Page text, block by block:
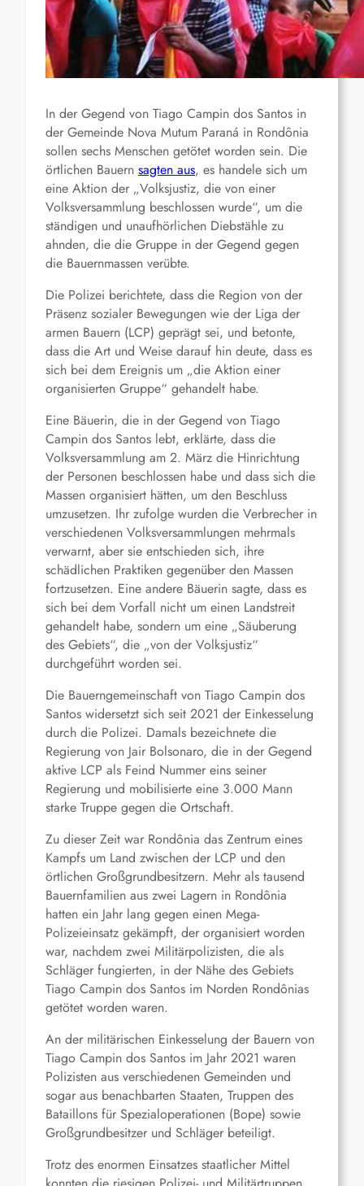
In der Gegend von Tiago Campin dos Santos in
der Gemeinde Nova Mutum Paraná in Rondônia
sollen sechs Menschen getötet worden sein. Die
örtlichen Bauern sagten aus, es handele sich um
eine Aktion der „Volksjustiz, die von einer
Volksversammlung beschlossen wurde“, um die
ständigen und unaufhörlichen Diebstähle zu
ahnden, die die Gruppe in der Gegend gegen
die Bauernmassen verübte.
Die Polizei berichtete, dass die Region von der
Präsenz sozialer Bewegungen wie der Liga der
armen Bauern (LCP) geprägt sei, und betonte,
dass die Art und Weise darauf hin deute, dass es
sich bei dem Ereignis um „die Aktion einer
organisierten Gruppe“ gehandelt habe.
Eine Bäuerin, die in der Gegend von Tiago
Campin dos Santos lebt, erklärte, dass die
Volksversammlung am 2. März die Hinrichtung
der Personen beschlossen habe und dass sich die
Massen organisiert hätten, um den Beschluss
umzusetzen. Ihr zufolge wurden die Verbrecher in
verschiedenen Volksversammlungen mehrmals
verwarnt, aber sie entschieden sich, ihre
schädlichen Praktiken gegenüber den Massen
fortzusetzen. Eine andere Bäuerin sagte, dass es
sich bei dem Vorfall nicht um einen Landstreit
gehandelt habe, sondern um eine „Säuberung
des Gebiets“, die „von der Volksjustiz“
durchgeführt worden sei.
Die Bauerngemeinschaft von Tiago Campin dos
Santos widersetzt sich seit 2021 der Einkesselung
durch die Polizei. Damals bezeichnete die
Regierung von Jair Bolsonaro, die in der Gegend
aktive LCP als Feind Nummer eins seiner
Regierung und mobilisierte eine 3.000 Mann
starke Truppe gegen die Ortschaft.
Zu dieser Zeit war Rondônia das Zentrum eines
Kampfs um Land zwischen der LCP und den
örtlichen Großgrundbesitzern. Mehr als tausend
Bauernfamilien aus zwei Lagern in Rondônia
hatten ein Jahr lang gegen einen Mega-
Polizeieinsatz gekämpft, der organisiert worden
war, nachdem zwei Militärpolizisten, die als
Schläger fungierten, in der Nähe des Gebiets
Tiago Campin dos Santos im Norden Rondônias
getötet worden waren.
An der militärischen Einkesselung der Bauern von
Tiago Campin dos Santos im Jahr 2021 waren
Polizisten aus verschiedenen Gemeinden und
sogar aus benachbarten Staaten, Truppen des
Bataillons für Spezialoperationen (Bope) sowie
Großgrundbesitzer und Schläger beteiligt.
Trotz des enormen Einsatzes staatlicher Mittel